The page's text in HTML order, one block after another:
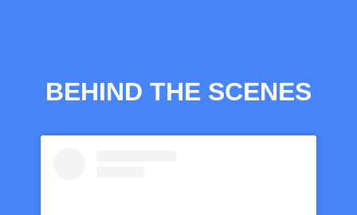
BEHIND THE SCENES